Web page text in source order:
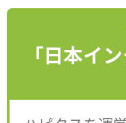
「日本イ